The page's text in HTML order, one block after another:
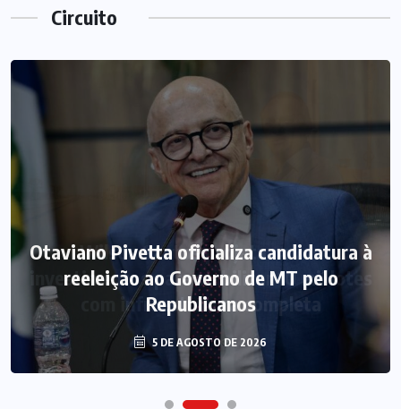
Circuito
Otaviano Pivetta oficializa candidatura à
reeleição ao Governo de MT pelo
Republicanos
5 DE AGOSTO DE 2026